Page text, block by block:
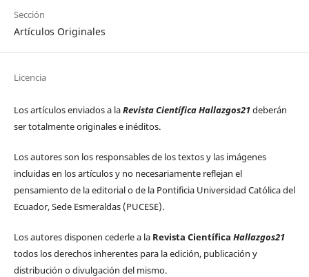
Sección
Artículos Originales
Licencia
Los artículos enviados a laRevista Científica Hallazgos21deberán
ser totalmente originales e inéditos.
Los autores son los responsables de los textos y las imágenes
incluidas en los artículos y no necesariamente reflejan el
pensamiento de la editorial o de la Pontificia Universidad Católica del
Ecuador, Sede Esmeraldas (PUCESE).
Los autores disponen cederle a la Revista Científica Hallazgos21
todos los derechos inherentes para la edición, publicación y
distribución o divulgación del mismo.